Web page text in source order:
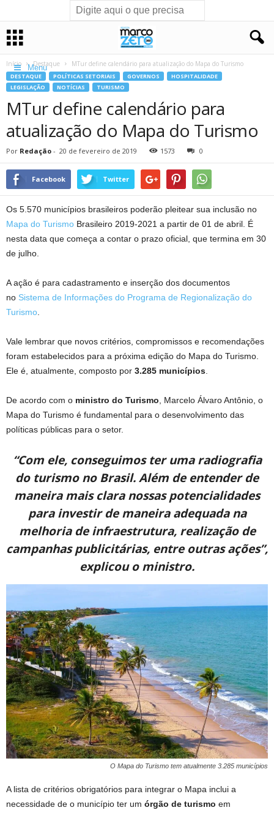
Menu
Início Destaque MTur define calendário para atualização do Mapa do Turismo
DESTAQUE POLÍTICAS SETORIAIS GOVERNOS
HOSPITALIDADE
LEGISLAÇÃO
NOTÍCIAS TURISMO
MTur define calendário para
atualização do Mapa do Turismo
Por Redação - 20 de fevereiro de 2019 1573 0
Facebook Twitter
Os 5.570 municípios brasileiros poderão pleitear sua inclusão no
Mapa do Turismo Brasileiro 2019-2021 a partir de 01 de abril. É
nesta data que começa a contar o prazo oficial, que termina em 30
de julho.
A ação é para cadastramento e inserção dos documentos
no Sistema de Informações do Programa de Regionalização do
Turismo
Vale lembrar que novos critérios, compromissos e recomendações
foram estabelecidos para a próxima edição do Mapa do Turismo.
Ele é, atualmente, composto por 3.285 municípios
De acordo com o ministro do Turismo , Marcelo Álvaro Antônio, o
Mapa do Turismo é fundamental para o desenvolvimento das
políticas públicas para o setor.
“Com ele, conseguimos ter uma radiografia
do turismo no Brasil. Além de entender de
maneira mais clara nossas potencialidades
para investir de maneira adequada na
melhoria de infraestrutura, realização de
campanhas publicitárias, entre outras ações”,
explicou o ministro.
O Mapa do Turismo tem atualmente 3.285 municípios
A lista de critérios obrigatórios para integrar o Mapa inclui a
necessidade de o município ter um órgão de turismo em